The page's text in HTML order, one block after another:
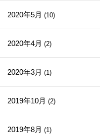
2020年5月 (10)
2020年4月 (2)
2020年3月 (1)
2019年10月 (2)
2019年8月 (1)